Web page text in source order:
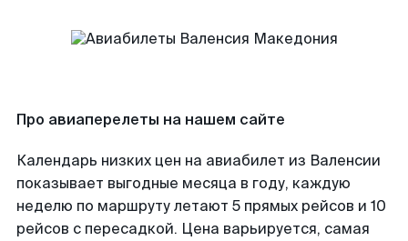
Про авиаперелеты на нашем сайте
Календарь низких цен на авиабилет из Валенсии
показывает выгодные месяца в году, каждую
неделю по маршруту летают 5 прямых рейсов и 10
рейсов с пересадкой. Цена варьируется, самая